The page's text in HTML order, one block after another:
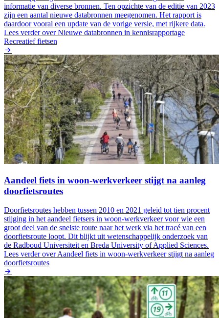
informatie van diverse bronnen. Ten opzichte van de editie van 2023
zijn een aantal nieuwe databronnen meegenomen. Het rapport is
daardoor vooral een update van de vorige versie, met rijkere data.
Lees verderover Nieuwe databronnen in kennisrapportage
Recreatief fietsen
Aandeel fiets in woon-werkverkeer stijgt na aanleg
doorfietsroutes
Doorfietsroutes hebben tussen 2010 en 2021 geleid tot tien procent
stijging in het aandeel fietsers in woon-werkverkeer voor wie een
groot deel van de snelste route naar het werk via het tracé van een
doorfietsroute loopt. Dit blijkt uit wetenschappelijk onderzoek van
de Radboud Universiteit en Breda University of Applied Sciences.
Lees verderover Aandeel fiets in woon-werkverkeer stijgt na aanleg
doorfietsroutes